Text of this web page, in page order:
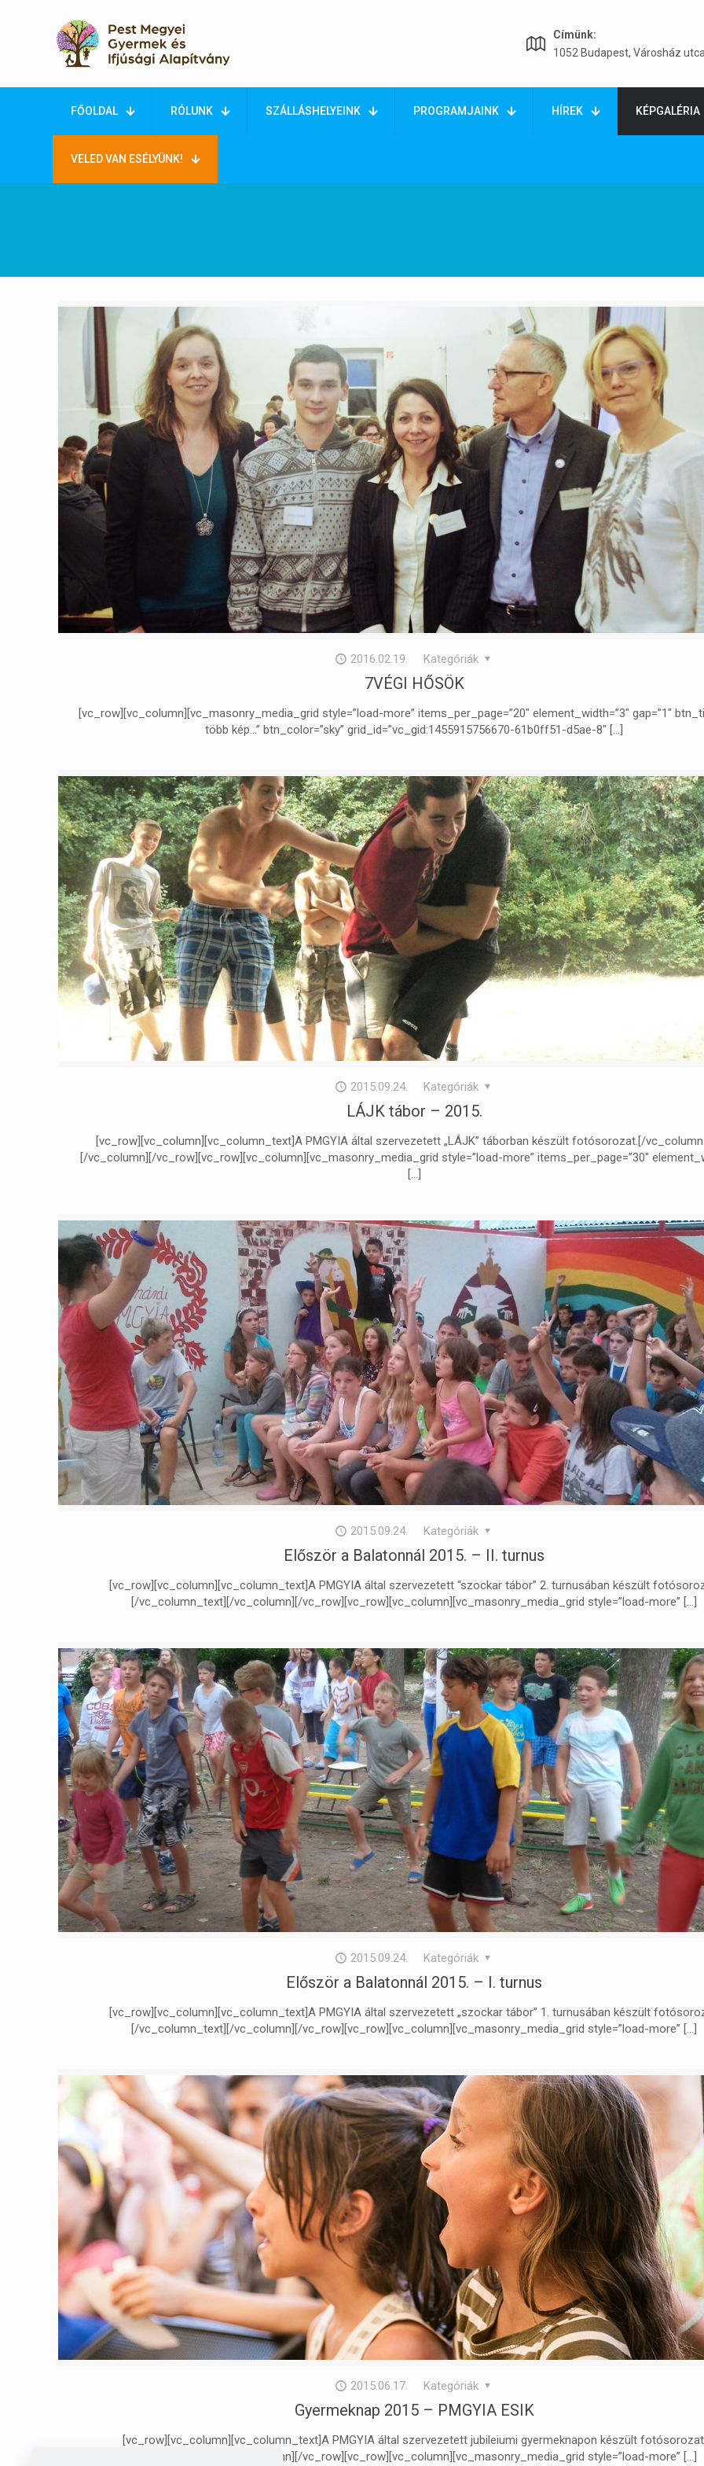
Címünk:
1052 Budapest, Városház
FŐOLDAL RÓLUNK SZÁLLÁSHELYEINK PROGRAMJAINK HÍREK KÉPGALÉRIA
VELED VAN ESÉLYÜNK!
2016.02.19. Kategóriák
7VÉGI HŐSÖK
[vc_row][vc_column][vc_masonry_media_grid style=”load-more” items_per_page=”20″ element_width=”3″ gap=”1″
több kép…” btn_color=”sky” grid_id=”vc_gid:1455915756670-61b0ff51-d5ae-8″ […]
2015.09.24. Kategóriák
LÁJK tábor – 2015.
[vc_row][vc_column][vc_column_text]A PMGYIA által szervezetett „LÁJK” táborban készült fotósorozat.[/
[/vc_column][/vc_row][vc_row][vc_column][vc_masonry_media_grid style=”load-more” items_per_page=”30″
[…]
2015.09.24. Kategóriák
Először a Balatonnál 2015. – II. turnus
[vc_row][vc_column][vc_column_text]A PMGYIA által szervezetett “szockar tábor” 2. turnusában készült
[/vc_column_text][/vc_column][/vc_row][vc_row][vc_column][vc_masonry_media_grid style=”load-more” […]
2015.09.24. Kategóriák
Először a Balatonnál 2015. – I. turnus
[vc_row][vc_column][vc_column_text]A PMGYIA által szervezetett „szockar tábor” 1. turnusában készült
[/vc_column_text][/vc_column][/vc_row][vc_row][vc_column][vc_masonry_media_grid style=”load-more” […]
2015.06.17. Kategóriák
Gyermeknap 2015 – PMGYIA ESIK
[vc_row][vc_column][vc_column_text]A PMGYIA által szervezetett jubileiumi gyermeknapon készült
[/vc_column_text][/vc_column][/vc_row][vc_row][vc_column][vc_masonry_media_grid style=”load-more” […]